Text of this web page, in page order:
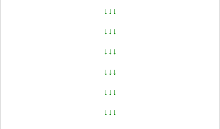
↓↓↓
↓↓↓
↓↓↓
↓↓↓
↓↓↓
↓↓↓